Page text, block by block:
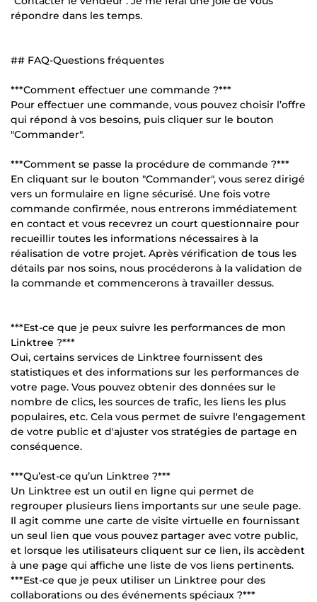
répondre dans les temps.
## FAQ-Questions fréquentes
***Comment effectuer une commande ?***
Pour effectuer une commande, vous pouvez choisir l’offre
qui répond à vos besoins, puis cliquer sur le bouton
"Commander".
***Comment se passe la procédure de commande ?***
En cliquant sur le bouton "Commander", vous serez dirigé
vers un formulaire en ligne sécurisé. Une fois votre
commande confirmée, nous entrerons immédiatement
en contact et vous recevrez un court questionnaire pour
recueillir toutes les informations nécessaires à la
réalisation de votre projet. Après vérification de tous les
détails par nos soins, nous procéderons à la validation de
la commande et commencerons à travailler dessus.
***Est-ce que je peux suivre les performances de mon
Linktree ?***
Oui, certains services de Linktree fournissent des
statistiques et des informations sur les performances de
votre page. Vous pouvez obtenir des données sur le
nombre de clics, les sources de trafic, les liens les plus
populaires, etc. Cela vous permet de suivre l'engagement
de votre public et d'ajuster vos stratégies de partage en
conséquence.
***Qu’est-ce qu’un Linktree ?***
Un Linktree est un outil en ligne qui permet de
regrouper plusieurs liens importants sur une seule page.
Il agit comme une carte de visite virtuelle en fournissant
un seul lien que vous pouvez partager avec votre public,
et lorsque les utilisateurs cliquent sur ce lien, ils accèdent
à une page qui affiche une liste de vos liens pertinents.
***Est-ce que je peux utiliser un Linktree pour des
collaborations ou des événements spéciaux ?***